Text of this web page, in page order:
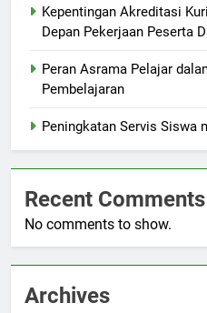
Kepentingan Akreditasi
Depan Pekerjaan Peserta
Peran Asrama Pelajar
Pembelajaran
Peningkatan Servis Siswa
Recent Comments
No comments to show.
Archives